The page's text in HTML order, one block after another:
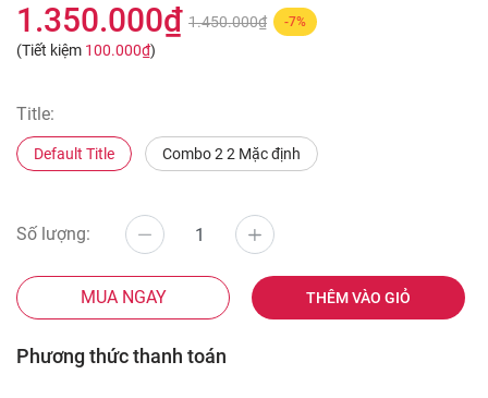
1.350.000₫ 1.450.000₫ -7%
(Tiết kiệm 100.000₫)
Title:
Default Title Combo 2 2 Mặc định
Số lượng:
MUA NGAY THÊM VÀO GIỎ
Phương thức thanh toán